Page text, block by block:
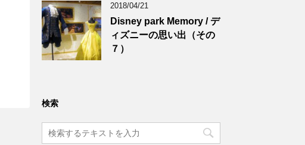
2018/04/21
Disney park Memory / デ
ィズニーの思い出（その
７）
検索